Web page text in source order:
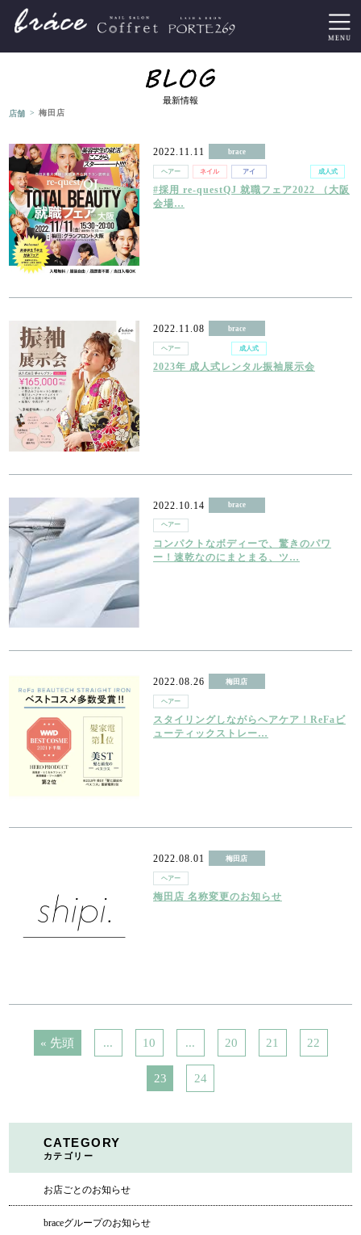
最新情報
店舗> 梅田店
2022.11.11 brace
ヘアー ネイル アイ 成人式
#採用 re-questQJ 就職フェア2022 （大阪
会場…
2022.11.08 brace
ヘアー 成人式
2023年 成人式レンタル振袖展示会
2022.10.14 brace
ヘアー
コンパクトなボディーで、驚きのパワ
ー！速乾なのにまとまる、ツ…
2022.08.26 梅田店
ヘアー
スタイリングしながらヘアケア！ReFaビ
ューティックストレー…
2022.08.01 梅田店
ヘアー
梅田店 名称変更のお知らせ
« 先頭 ... 10 ... 20 21 22
23 24
CATEGORY
カテゴリー
お店ごとのお知らせ
braceグループのお知らせ